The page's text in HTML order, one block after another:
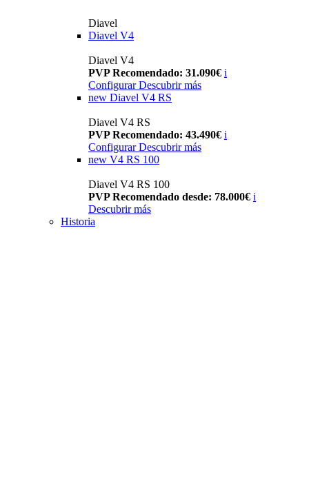
Diavel
Diavel V4
Diavel V4
PVP Recomendado: 31.090€ i
Configurar Descubrir más
new Diavel V4 RS
Diavel V4 RS
PVP Recomendado: 43.490€ i
Configurar Descubrir más
new V4 RS 100
Diavel V4 RS 100
PVP Recomendado desde: 78.000€ i
Descubrir más
Historia